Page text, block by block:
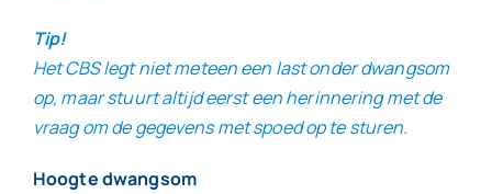
Tip!
Het CBS legt niet meteen een last onder dwangsom
op, maar stuurt altijd eerst een herinnering met de
vraag om de gegevens met spoed op te sturen.
Hoogte dwangsom